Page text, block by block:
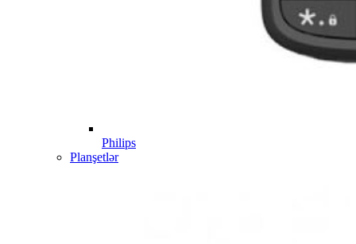
Philips
Planşetlər